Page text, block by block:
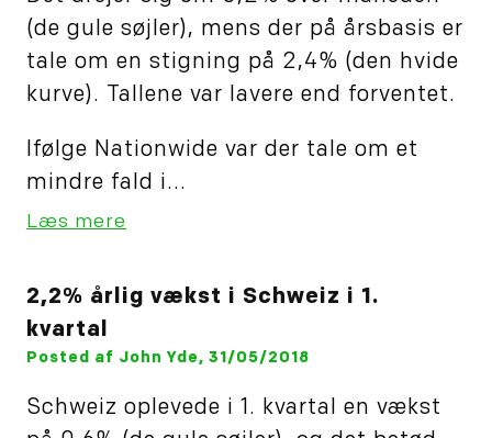
(de gule søjler), mens der på årsbasis er
tale om en stigning på 2,4% (den hvide
kurve). Tallene var lavere end forventet.
Ifølge Nationwide var der tale om et
mindre fald i...
Læs mere
2,2% årlig vækst i Schweiz i 1.
kvartal
Posted af John Yde, 31/05/2018
Schweiz oplevede i 1. kvartal en vækst